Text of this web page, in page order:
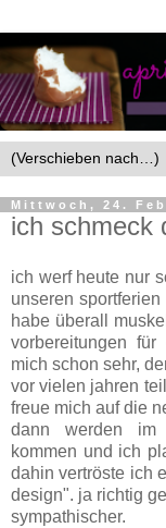
Mittwoch, 24.
ich schmeck
ich werf heute nur
unseren
habe überall
vorbereitungen
mich schon sehr,
vor vielen jahren
freue mich auf die
dann werden im
kommen und ich
dahin vertröste ich
design". ja richtig
sympathischer.